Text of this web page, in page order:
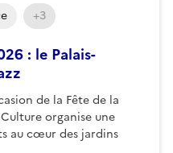
: le Palais-
de la Fête de la
organise une
au cœur des jardins
+3